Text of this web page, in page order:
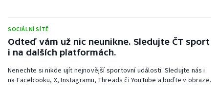
SOCIÁLNÍ SÍTĚ
Odteď vám už nic neunikne. Sledujte ČT sport
i na dalších platformách.
Nenechte si nikde ujít nejnovější sportovní události. Sledujte nás i
na Facebooku, X, Instagramu, Threads či YouTube a buďte v obraze.